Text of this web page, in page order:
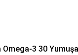
Omega-3 30